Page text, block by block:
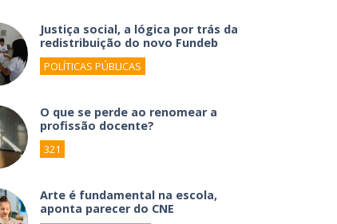
Justiça social, a lógica por trás da
redistribuição do novo Fundeb
POLÍTICAS PÚBLICAS
O que se perde ao renomear a
profissão docente?
321
Arte é fundamental na escola,
aponta parecer do CNE